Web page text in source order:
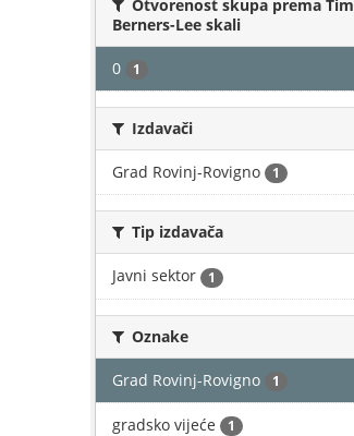
Otvorenost skupa prema Tim
Berners-Lee skali
0 1
Izdavači
Grad Rovinj-Rovigno 1
Tip izdavača
Javni sektor 1
Oznake
Grad Rovinj-Rovigno 1
gradsko vijeće 1